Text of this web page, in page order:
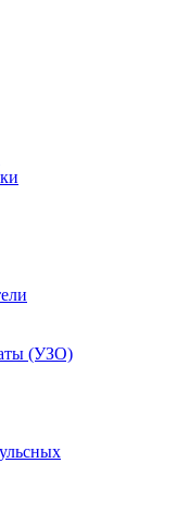
(УЗО)